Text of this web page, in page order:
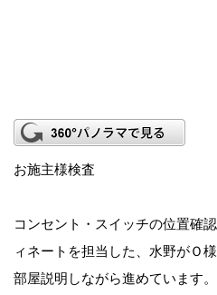
お施主様検査
コンセント・スイッチの位置確
ィネートを担当した、水野がＯ
部屋説明しながら進めています